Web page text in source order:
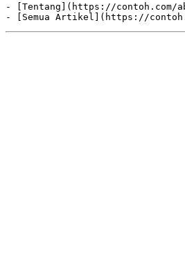
-
Tentang ]( https://contoh.com/
- [ Semua Artikel ]( https://